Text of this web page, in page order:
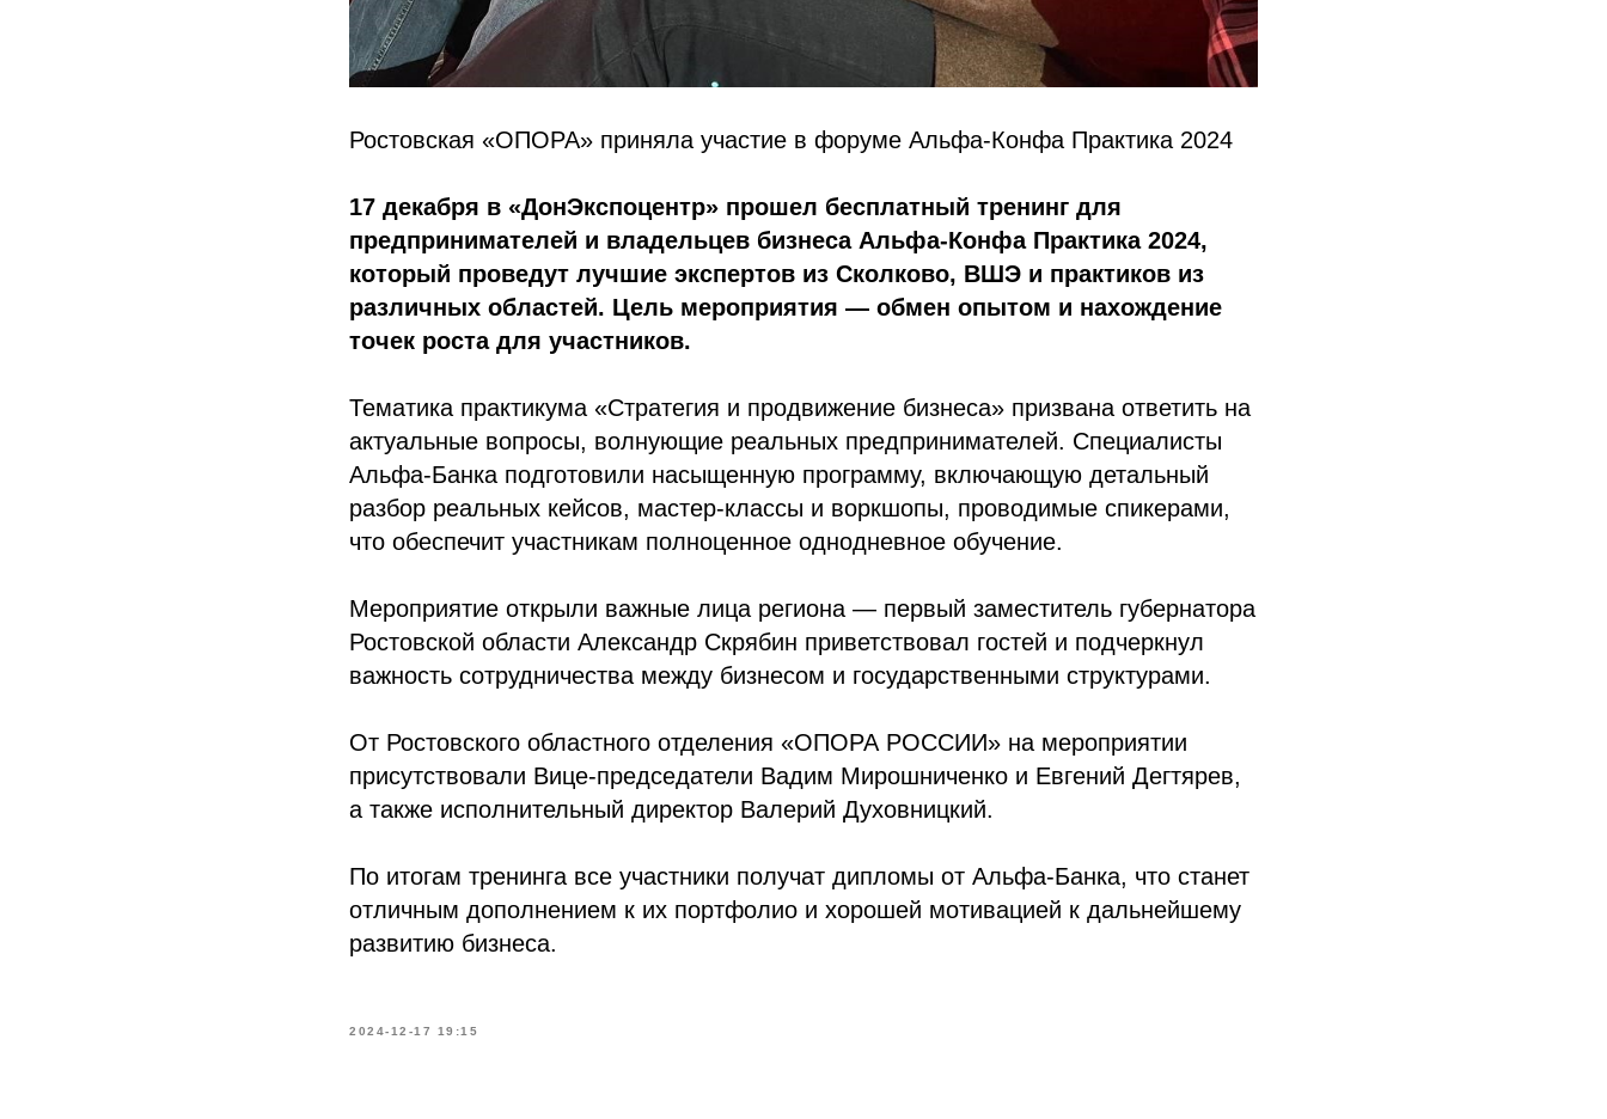
Ростовская «ОПОРА» приняла участие в форуме Альфа-Конфа Практика 2024
17 декабря в «ДонЭкспоцентр» прошел бесплатный тренинг для
предпринимателей и владельцев бизнеса Альфа-Конфа Практика 2024,
который проведут лучшие экспертов из Сколково, ВШЭ и практиков из
различных областей. Цель мероприятия — обмен опытом и нахождение
точек роста для участников.
Тематика практикума «Стратегия и продвижение бизнеса» призвана ответить на
актуальные вопросы, волнующие реальных предпринимателей. Специалисты
Альфа-Банка подготовили насыщенную программу, включающую детальный
разбор реальных кейсов, мастер-классы и воркшопы, проводимые спикерами,
что обеспечит участникам полноценное однодневное обучение.
Мероприятие открыли важные лица региона — первый заместитель губернатора
Ростовской области Александр Скрябин приветствовал гостей и подчеркнул
важность сотрудничества между бизнесом и государственными структурами.
От Ростовского областного отделения «ОПОРА РОССИИ» на мероприятии
присутствовали Вице-председатели Вадим Мирошниченко и Евгений Дегтярев,
а также исполнительный директор Валерий Духовницкий.
По итогам тренинга все участники получат дипломы от Альфа-Банка, что станет
отличным дополнением к их портфолио и хорошей мотивацией к дальнейшему
развитию бизнеса.
2024-12-17 19:15